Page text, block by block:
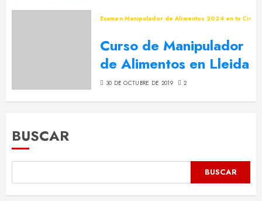
Examen Manipulador de Alimentos 2024 en tu
Curso de Manipulador
de Alimentos en Lleida
30 DE OCTUBRE DE 2019 2
BUSCAR
BUSCAR